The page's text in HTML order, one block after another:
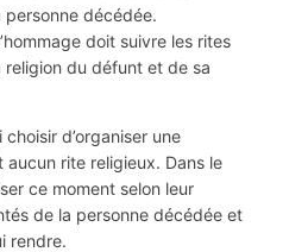
décédée.
doit suivre les rites
du défunt et de sa
d’organiser une
rite religieux. Dans le
ce moment selon leur
de la personne décédée et
rendre.